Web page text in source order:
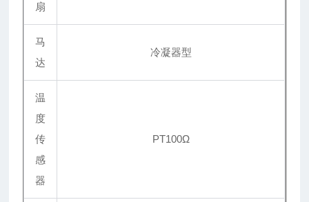
扇
马
达
冷凝器型
温
度
传
感
器
PT100Ω